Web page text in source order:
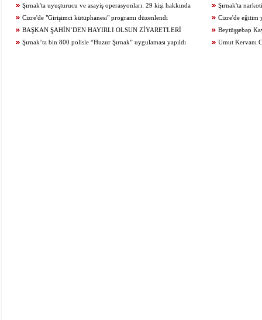
harcıyor
Şırnak'ta uyuşturucu ve asayiş operasyonları: 29 kişi hakkında
işlem yapıldı
Şırnak'ta
Cizre'de "Girişimci kütüphanesi" programı düzenlendi
Cizre'de eğitim
BAŞKAN ŞAHİN’DEN HAYIRLI OLSUN ZİYARETLERİ
Beytüşşebap
yalanlama
Şırnak’ta bin 800 polisle “Huzur Şırnak” uygulaması yapıldı Umut Kervanı